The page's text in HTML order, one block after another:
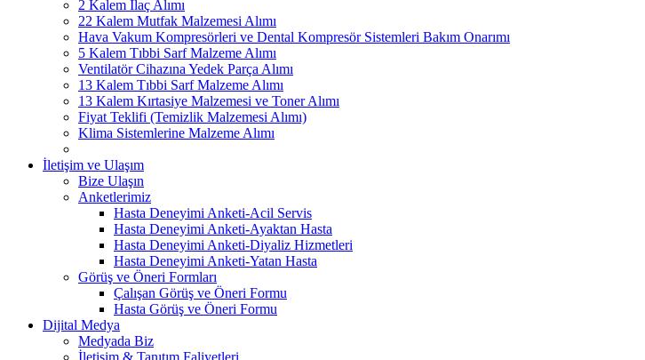
2 Kalem İlaç Alımı
22 Kalem Mutfak Malzemesi Alımı
Hava Vakum Kompresörleri ve Dental Kompresör Sistemleri Bakım Onarımı
5 Kalem Tıbbi Sarf Malzeme Alımı
Ventilatör Cihazına Yedek Parça Alımı
13 Kalem Tıbbi Sarf Malzeme Alımı
13 Kalem Kırtasiye Malzemesi ve Toner Alımı
Fiyat Teklifi (Temizlik Malzemesi Alımı)
Klima Sistemlerine Malzeme Alımı
İletişim ve Ulaşım
Bize Ulaşın
Anketlerimiz
Hasta Deneyimi Anketi-Acil Servis
Hasta Deneyimi Anketi-Ayaktan Hasta
Hasta Deneyimi Anketi-Diyaliz Hizmetleri
Hasta Deneyimi Anketi-Yatan Hasta
Görüş ve Öneri Formları
Çalışan Görüş ve Öneri Formu
Hasta Görüş ve Öneri Formu
Dijital Medya
Medyada Biz
İletişim & Tanıtım Faliyetleri